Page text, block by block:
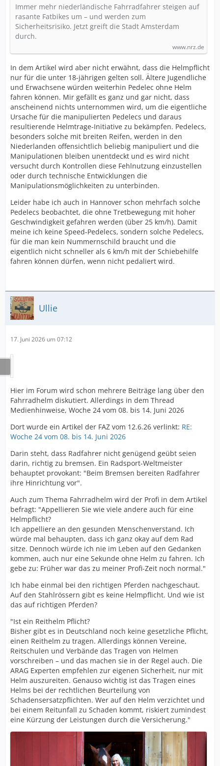
Immer mehr niederländische Fahrradfahrer steigen auf
rasante Fatbikes um – und werden zum
Sicherheitsrisiko. Jetzt greift die Stadt Amsterdam
durch.
www.nrz.de
In dem Artikel wird aber nicht erwähnt, dass die Helmpflicht
nur für die unter 18-jährigen gelten soll. Ältere Jugendliche
und Erwachsene würden weiterhin Pedelec ohne Helm
fahren können. Mir gefällt es ganz und gar nicht, dass
anscheinend nichts unternommen wird, um die eigentliche
Ursache für die manipulierten Pedelecs und daraus
resultierende Helmtrage-Initiative zu bekämpfen. Pedelecs,
besonders solche mit breiten Reifen, werden in den
Niederlanden offensichtlich beliebig manipuliert und die
Manipulationen bleiben unentdeckt und es wird nicht
versucht durch Kontrollen diese Fehlnutzung einzustellen
oder durch technische Entwicklungen die
Manipulationsmöglichkeiten zu unterbinden.
Leider habe ich auch in Hannover schon mehrfach solche
Pedelecs beobachtet, die ohne Tretbewegung mit hoher
Geschwindigkeit gefahren werden (über 25 km/h). Damit
meine ich keine Speed-Pedelecs, sondern solche Pedelecs,
für die man kein Nummernschild braucht und die
eigentlich nicht schneller als 6 km/h mit der Schiebehilfe
fahren können dürfen, wenn nicht pedaliert wird.
Ullie
17. Juni 2026 um 07:12
Hier im Forum wird schon mehrere Beiträge lang über den
Fahrradhelm diskutiert. Allerdings in dem Thread
Medienhinweise, Woche 24 vom 08. bis 14. Juni 2026
Dort wurde ein Artikel der FAZ vom 12.6.26 verlinkt: RE:
Woche 24 vom 08. bis 14. Juni 2026
Darin steht, dass Radfahrer nicht genügend geübt seien
darin, richtig zu bremsen. Ein Radsport-Weltmeister
behauptet provokant: "Beim Bremsen bereiten Radfahrer
ihre Hinrichtung vor".
Auch zum Thema Fahrradhelm wird der Profi in dem Artikel
befragt: "Appellieren Sie wie viele andere auch für eine
Helmpflicht?
Ich appelliere an den gesunden Menschenverstand. Ich
würde mal behaupten, dass ich ganz okay auf dem Rad
sitze. Dennoch würde ich nie im Leben auf den Gedanken
kommen, auch nur eine Sekunde ohne Helm zu fahren. Ich
gebe zu: Früher war das zu meiner Profi-Zeit noch normal."
Ich habe einmal bei den richtigen Pferden nachgeschaut.
Auf den Stahlrössern gibt es keine Helmpflicht. Und wie ist
das auf richtigen Pferden?
"Ist ein Reithelm Pflicht?
Bisher gibt es in Deutschland noch keine gesetzliche Pflicht,
einen Reithelm zu tragen. Allerdings können Vereine,
Reitschulen und Verbände das Tragen von Helmen
vorschreiben – und das machen sie in der Regel auch. Die
ARAG Experten empfehlen zur eigenen Sicherheit, nur mit
Helm auszureiten. Genauso wichtig ist das Tragen eines
Helms bei der rechtlichen Beurteilung von
Schadensersatzpflichten. Wer auf den Helm verzichtet und
bei einem Reitunfall zu Schaden kommt, riskiert zumindest
eine Kürzung der Leistungen durch die Versicherung."